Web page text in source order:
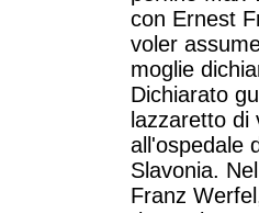
con Ernest
voler
moglie
Dichiarato
lazzaretto
all'ospedale
Slavonia.
Franz